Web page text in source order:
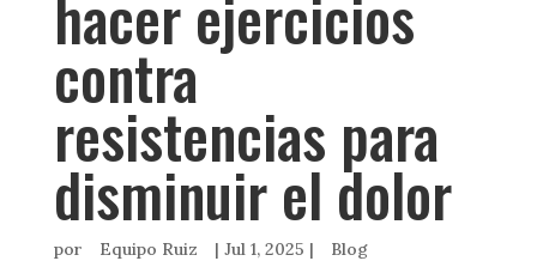
hacer ejercicios
contra
resistencias para
disminuir el dolor
por Equipo Ruiz | Jul 1, 2025 |
Blog